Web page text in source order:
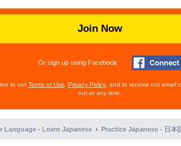
Join Now
Or sign up using Facebook
to ourTerms of Use Privacy Policy , and to receive our email
out at any time.
Language - Learn Japanese Practice Japanese - 日本